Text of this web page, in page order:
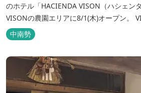
のホテル「HACIENDA VISON（ハシェン
VISONの農園エリアに8/1(木)オープン。 VISONでも最も緑豊かな
農園エリアに建つHACIENDA VISON。 ホ
の“HACIENDA”は、スペイン語で荘園の主
中南勢